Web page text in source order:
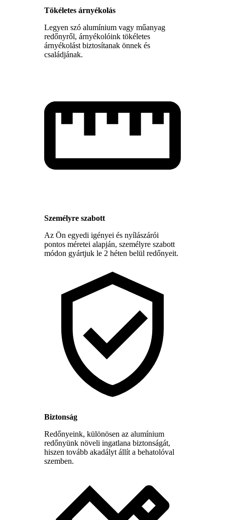
Tökéletes árnyékolás
Legyen szó alumínium vagy műanyag
redőnyről, árnyékolóink tökéletes
árnyékolást biztosítanak önnek és
családjának.
Személyre szabott
Az Ön egyedi igényei és nyílászárói
pontos méretei alapján, személyre szabott
módon gyártjuk le 2 héten belül redőnyeit.
Biztonság
Redőnyeink, különösen az alumínium
redőnyünk növeli ingatlana biztonságát,
hiszen tovább akadályt állít a behatolóval
szemben.